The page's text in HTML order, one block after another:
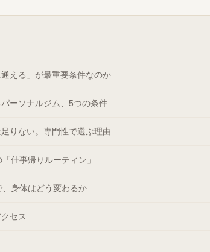
える」が最重要条件なのか
ーソナルジム、5つの条件
足りない。専門性で選ぶ理由
仕事帰りルーティン」
身体はどう変わるか
セス